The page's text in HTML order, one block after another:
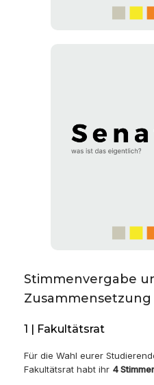
Stimmenvergabe
Zusammensetzung
1 | Fakultätsrat
Für die Wahl eurer
Fakultätsrat habt ihr 4